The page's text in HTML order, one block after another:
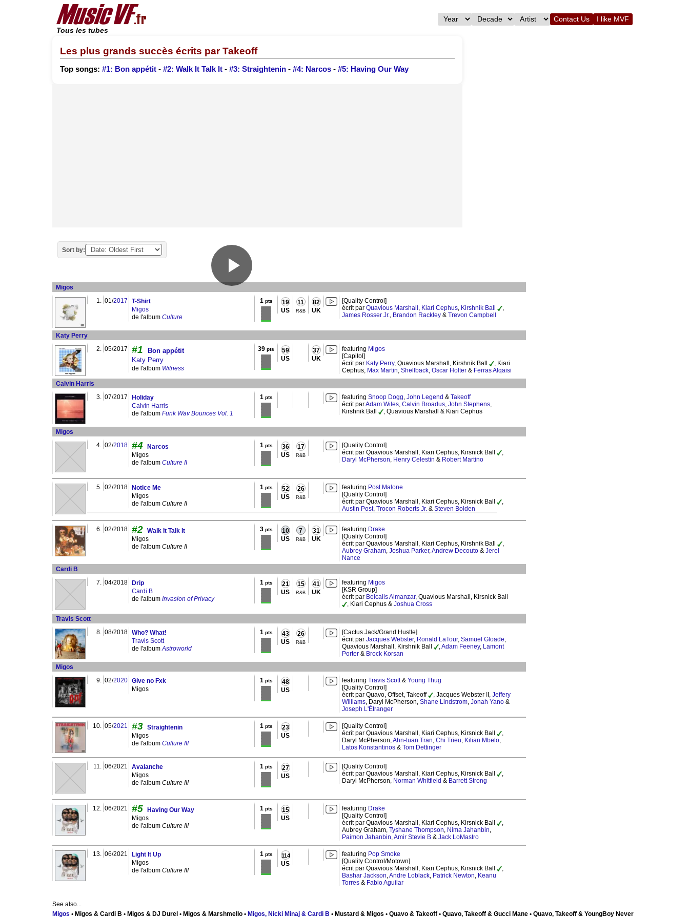
Tous les tubes
Contact Us I like MVF
Les plus grands succès écrits par Takeoff
Top songs: #1: Bon appétit - #2: Walk It Talk It - #3: Straightenin - #4: Narcos - #5: Having Our Way
Sort by:
Migos
1. 01/2017
T-Shirt
Migos
de l'album Culture
1 pts 19
US
11
R&B
82
UK
[Quality Control]
écrit par Quavious Marshall , Kiari Cephus, Kirshnik Ball
,
James Rosser Jr., Brandon Rackley & Trevon Campbell
Katy Perry
2. 05/2017 #1
Bon appétit
Katy Perry
de l'album Witness
39 pts 59
US
37
UK
featuring Migos
[Capitol]
écrit par Katy Perry, Quavious Marshall, Kirshnik Ball
, Kiari
Cephus, Max Martin, Shellback, Oscar Holter & Ferras Alqaisi
Calvin Harris
3. 07/2017
Holiday
Calvin Harris
de l'album Funk Wav Bounces Vol. 1
1 pts featuring Snoop Dogg, John Legend & Takeoff
écrit parAdam Wiles, Calvin Broadus, John Stephens,
Kirshnik Ball
, Quavious Marshall & Kiari Cephus
Migos
4. 02/2018 #4
Narcos
Migos
de l'album Culture II
1 pts 36
US
17
R&B
[Quality Control]
écrit par Quavious Marshall, Kiari Cephus, Kirsnick Ball
,
Daryl McPherson, Henry Celestin & Robert Martino
5. 02/2018
Notice Me
Migos
de l'album Culture II
1 pts 52
US
26
R&B
featuring Post Malone
[Quality Control]
écrit par Quavious Marshall, Kiari Cephus, Kirsnick Ball
,
Austin Post, Trocon Roberts Jr. & Steven Bolden
6. 02/2018 #2 Walk It Talk It
Migos
de l'album Culture II
3pts 10
US
7
R&B
31
UK
featuring Drake
[Quality Control]
écrit par Quavious Marshall, Kiari Cephus, Kirshnik Ball
,
Aubrey Graham, Joshua Parker,Andrew Decouto & Jerel
Nance
Cardi B
7. 04/2018
Drip
Cardi B
de l'album Invasion of Privacy
1 pts 21
US
15
R&B
41
UK
featuring Migos
[KSR Group]
écrit par Belcalis Almanzar, Quavious Marshall, Kirsnick Ball
, Kiari Cephus & Joshua Cross
Travis Scott
8. 08/2018 Who? What!
Travis Scott
de l'albumAstroworld
1 pts 43
US
26
R&B
[Cactus Jack/Grand Hustle]
écrit par Jacques Webster, Ronald LaTour, Samuel Gloade,
Quavious Marshall, Kirshnik Ball
,Adam Feeney, Lamont
Porter & Brock Korsan
Migos
9. 02/2020 Give no Fxk
Migos
1 pts 48
US
featuring Travis Scott& Young Thug
[Quality Control]
écrit par Quavo, Offset, Takeoff
, Jacques Webster II, Jeffery
Williams, Daryl McPherson, Shane Lindstrom, Jonah Yano &
Joseph L'Étranger
10. 05/2021 #3 Straightenin
Migos
de l'album Culture III
1 pts 23
US
[Quality Control]
écrit par Quavious Marshall, Kiari Cephus, Kirsnick Ball
,
Daryl McPherson,Ahn-tuan Tran, Chi Trieu, Kilian Mbelo,
Latos Konstantinos & Tom Dettinger
11. 06/2021
Avalanche
Migos
de l'album Culture III
1 pts 27
US
[Quality Control]
écrit par Quavious Marshall, Kiari Cephus, Kirsnick Ball
,
Daryl McPherson, Norman Whitfield & Barrett Strong
12. 06/2021 #5
Having Our Way
Migos
de l'album Culture III
1 pts 15
US
featuring Drake
[Quality Control]
écrit par Quavious Marshall, Kiari Cephus, Kirsnick Ball
,
Aubrey Graham, Tyshane Thompson, Nima Jahanbin,
Paimon Jahanbin,Amir Stevie B & Jack LoMastro
13. 06/2021
Light It Up
Migos
de l'album Culture III
1 pts
114
US
featuring Pop Smoke
[Quality Control/Motown]
écrit par Quavious Marshall, Kiari Cephus, Kirsnick Ball
,
Bashar Jackson,Andre Loblack, Patrick Newton, Keanu
Torres & Fabio Aguilar
See also...
Migos • Migos & Cardi B • Migos & DJ Durel • Migos & Marshmello • Migos, Nicki Minaj & Cardi B • Mustard & Migos • Quavo & Takeoff • Quavo, Takeoff & Gucci Mane • Quavo, Takeoff & YoungBoy Never